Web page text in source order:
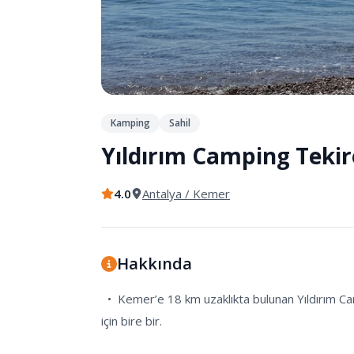
Kamping Sahil
Yıldırım Camping
4.0 Antalya / Kemer
Hakkında
için bire bir.